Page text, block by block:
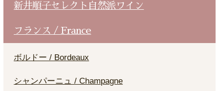
新井順子セレクト自然派ワイン
フランス / France
ボルドー / Bordeaux
シャンパーニュ / Champagne